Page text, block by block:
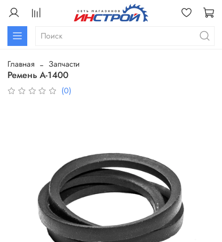
Главная Запчасти
Ремень А-1400
(0)